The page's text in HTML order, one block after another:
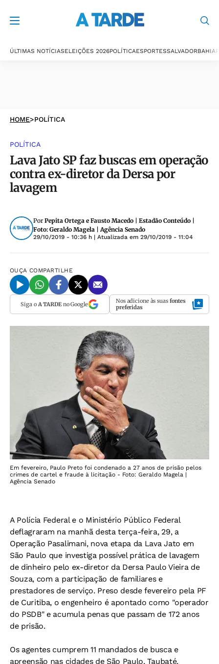
ÚLTIMAS NOTÍCIASELEIÇÕES 2026POLÍTICAESPORTESSALVADORBAHIA
HOME>POLÍTICA
POLÍTICA
Lava Jato SP faz buscas em operação
contra ex-diretor da Dersa por
lavagem
Por Pepita Ortega e Fausto Macedo | Estadão Conteúdo |
Foto: Geraldo Magela | Agência Senado
29/10/2019 - 10:36 h | Atualizada em 29/10/2019 - 11:04
OUÇA COMPARTILHE
Siga o A TARDEno Google Nos adicione às suas fontes
preferidas
Em fevereiro, Paulo Preto foi condenado a 27 anos de prisão pelos
crimes de cartel e fraude à licitação - Foto: Geraldo Magela |
Agência Senado
A Polícia Federal e o Ministério Público Federal
deflagraram na manhã desta terça-feira, 29, a
Operação Pasalimani, nova etapa da Lava Jato em
São Paulo que investiga possível prática de lavagem
de dinheiro pelo ex-diretor da Dersa Paulo Vieira de
Souza, com a participação de familiares e
prestadores de serviço. Preso desde fevereiro pela PF
de Curitiba, o engenheiro é apontado como "operador
do PSDB" e acumula penas que passam de 172 anos
de prisão.
Os agentes cumprem 11 mandados de busca e
apreensão nas cidades de São Paulo, Taubaté,